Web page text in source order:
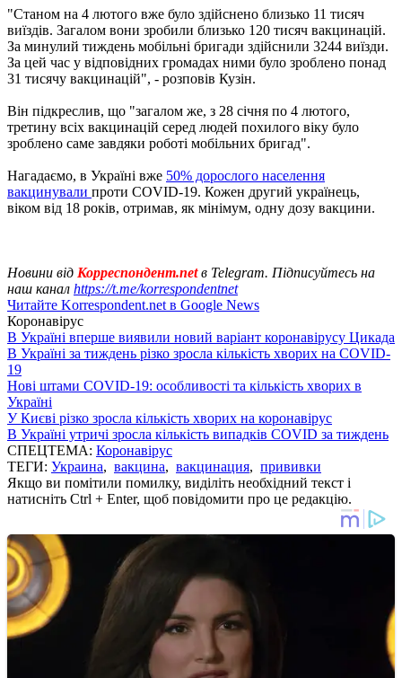
"Станом на 4 лютого вже було здійснено близько 11 тисяч
виїздів. Загалом вони зробили близько 120 тисяч вакцинацій.
За минулий тиждень мобільні бригади здійснили 3244 виїзди.
За цей час у відповідних громадах ними було зроблено понад
31 тисячу вакцинацій", - розповів Кузін.
Він підкреслив, що "загалом же, з 28 січня по 4 лютого,
третину всіх вакцинацій серед людей похилого віку було
зроблено саме завдяки роботі мобільних бригад".
Нагадаємо, в Україні вже 50% дорослого населення
вакцинували проти COVID-19. Кожен другий українець,
віком від 18 років, отримав, як мінімум, одну дозу вакцини.
Новини від Корреспондент.netв Telegram. Підписуйтесь на
наш канал https://t.me/korrespondentnet
Читайте Korrespondent.net в Google News
Коронавірус
В Україні вперше виявили новий варіант коронавірусу Цикада
В Україні за тиждень різко зросла кількість хворих на COVID-
19
Нові штами COVID-19: особливості та кількість хворих в
Україні
У Києві різко зросла кількість хворих на коронавірус
В Україні утричі зросла кількість випадків COVID за тиждень
СПЕЦТЕМА: Коронавірус
ТЕГИ: Украина, вакцина, вакцинация, прививки
Якщо ви помітили помилку, виділіть необхідний текст і
натисніть Ctrl + Enter, щоб повідомити про це редакцію.